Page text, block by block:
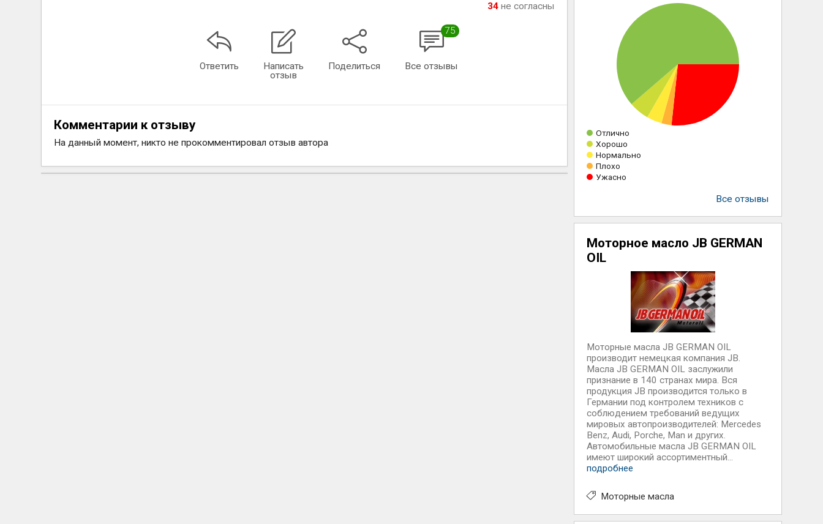
34не согласны
Ответить
Написать
отзыв
Поделиться
75
Все отзывы
Комментарии к отзыву
На данный момент, никто не прокомментировал отзыв автора
Отлично
Хорошо
Нормально
Плохо
Ужасно
Все отзывы
Моторное масло JB GERMAN
OIL
Моторные масла JB GERMAN OIL
производит немецкая компания JB.
Масла JB GERMAN OIL заслужили
признание в 140 странах мира. Вся
продукция JB производится только в
Германии под контролем техников с
соблюдением требований ведущих
мировых автопроизводителей: Mercedes
Benz, Audi, Porche, Man и других.
Автомобильные масла JB GERMAN OIL
имеют широкий ассортиментный...
подробнее
Моторные масла